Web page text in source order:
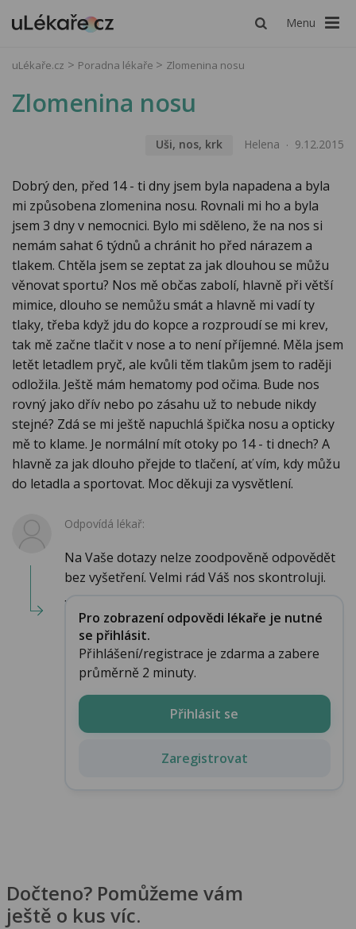
Menu
uLékaře.cz Poradna lékaře Zlomenina nosu
Zlomenina nosu
Uši, nos, krk Helena 9.12.2015
Dobrý den, před 14 - ti dny jsem byla napadena a byla
mi způsobena zlomenina nosu. Rovnali mi ho a byla
jsem 3 dny v nemocnici. Bylo mi sděleno, že na nos si
nemám sahat 6 týdnů a chránit ho před nárazem a
tlakem. Chtěla jsem se zeptat za jak dlouhou se můžu
věnovat sportu? Nos mě občas zabolí, hlavně při větší
mimice, dlouho se nemůžu smát a hlavně mi vadí ty
tlaky, třeba když jdu do kopce a rozproudí se mi krev,
tak mě začne tlačit v nose a to není příjemné. Měla jsem
letět letadlem pryč, ale kvůli těm tlakům jsem to raději
odložila. Ještě mám hematomy pod očima. Bude nos
rovný jako dřív nebo po zásahu už to nebude nikdy
stejné? Zdá se mi ještě napuchlá špička nosu a opticky
mě to klame. Je normální mít otoky po 14 - ti dnech? A
hlavně za jak dlouho přejde to tlačení, ať vím, kdy můžu
do letadla a sportovat. Moc děkuji za vysvětlení.
Odpovídá lékař:
Na Vaše dotazy nelze zoodpověně odpovědět
bez vyšetření. Velmi rád Váš nos skontroluji.
...
Pro zobrazení odpovědi lékaře je nutné
se přihlásit.
Přihlášení/registrace je zdarma a zabere
průměrně 2 minuty.
Přihlásit se
Zaregistrovat
Dočteno? Pomůžeme vám
ještě o kus víc.